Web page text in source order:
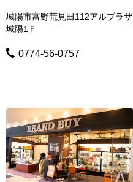
城陽市富野荒見田112アルプラザ
城陽1Ｆ
0774-56-0757